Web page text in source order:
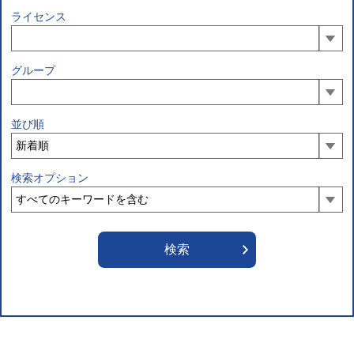
ライセンス
グループ
並び順
検索オプション